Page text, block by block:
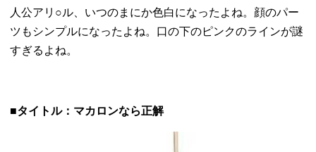
人公アリ○ル、いつのまにか色白になったよね。 顔のパー
ツもシンプルになったよね。 口の下のピンクのラインが謎
すぎるよね。
■タイトル：マカロンなら正解